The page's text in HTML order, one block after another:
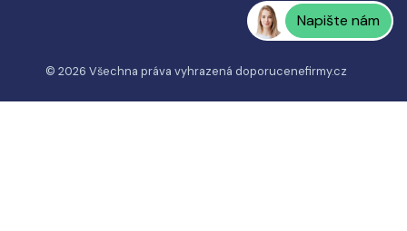
Napište nám
© 2026 Všechna práva vyhrazená doporucenefirmy.cz